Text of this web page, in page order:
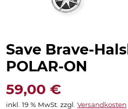
Save Brave-
POLAR-ON
59,00 €
inkl. 19 % MwSt. zzgl. Versandkosten